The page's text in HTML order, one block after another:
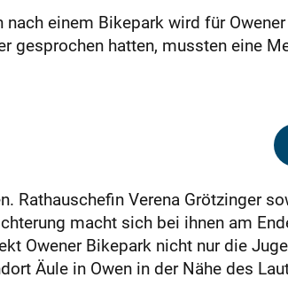
nach einem Bikepark wird für
gesprochen hatten, mussten eine
Rathauschefin Verena Grötzinger
macht sich bei ihnen am
Owener Bikepark nicht nur die
Äule in Owen in der Nähe des